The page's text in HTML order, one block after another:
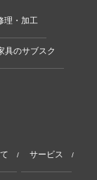
理・加工
具のサブスク
/ サービス /